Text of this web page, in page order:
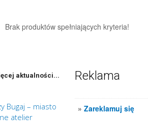
Brak produktów spełniających kryteria!
aktualności...
Bugaj – miasto
atelier
Reklama
»Zareklamuj się